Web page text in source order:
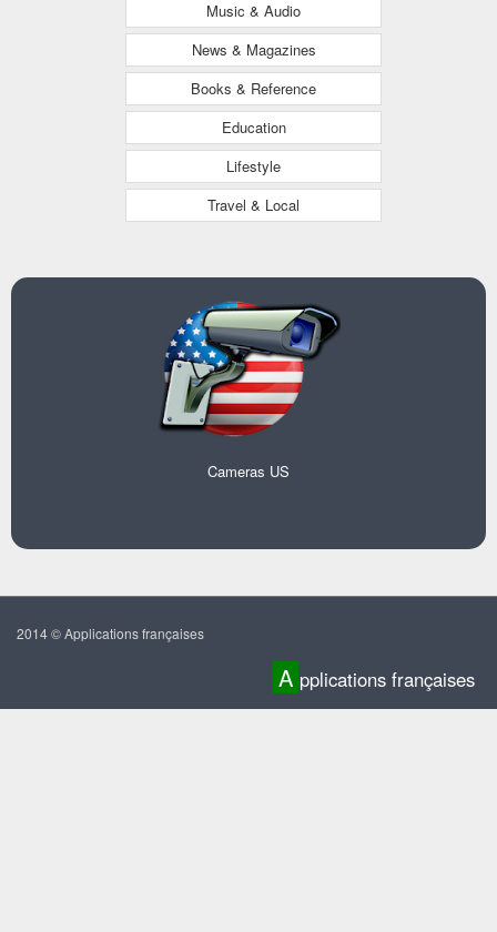
Music & Audio
News & Magazines
Books & Reference
Education
Lifestyle
Travel & Local
Cameras US
2014 © Applications françaises
A pplications françaises